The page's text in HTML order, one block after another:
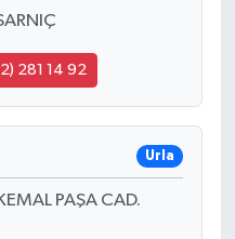
281 14 92
Urla
PAŞA CAD.